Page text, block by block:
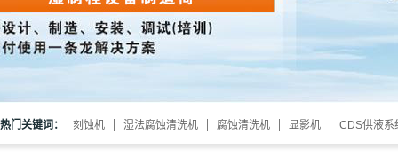
热门关键词： 刻蚀机 湿法腐蚀清洗机 腐蚀清洗机 显影机 CDS供液系